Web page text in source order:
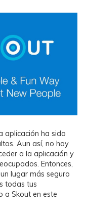
aplicación ha sido
Aun así, no hay
a la aplicación y
Entonces,
lugar más seguro
todas tus
a Skout en este